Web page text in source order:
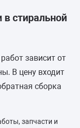
в стиральной
зависит от
В цену входит
сборка
запчасти и